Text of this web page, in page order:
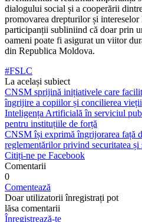
dialogului social și a cooperării
promovarea drepturilor și
participanții subliniind că doar prin
oameni poate fi asigurat un viitor
din Republica Moldova.
#FSLC
La același subiect
CNSM sprijină inițiativele care
îngrijire a copiilor și concilierea
Inteligența Artificială în serviciul
pentru instituțiile de forță
CNSM își exprimă îngrijorarea față
reglementărilor privind securitatea și
Citiți-ne pe Facebook
Comentarii
0
Comentează
Doar utilizatorii înregistrați pot
lăsa comentarii
Înregistrează-te